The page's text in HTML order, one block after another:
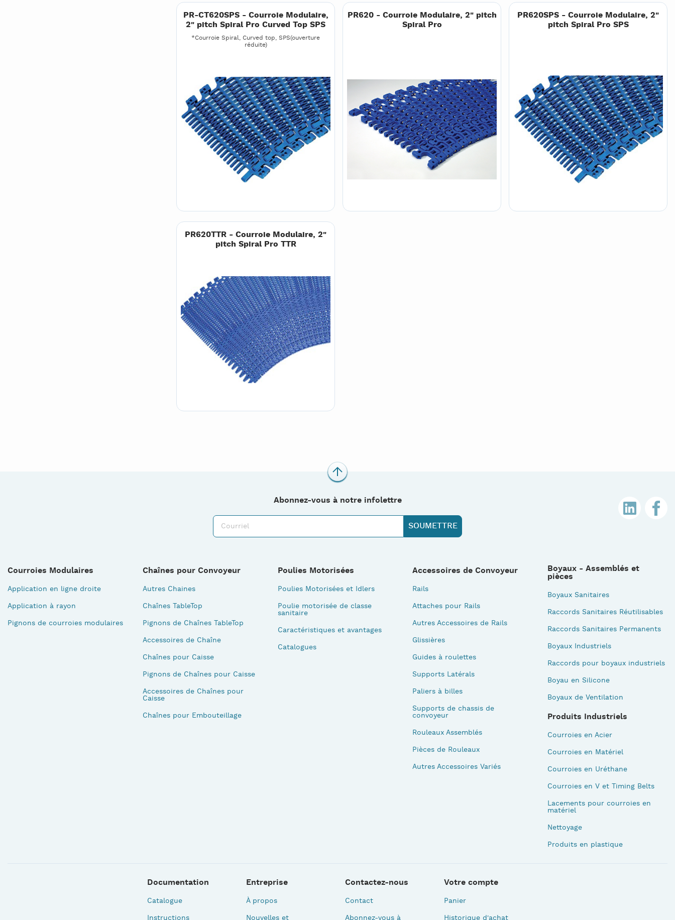
PR-CT620SPS - Courroie Modulaire,
2" pitch Spiral Pro Curved Top SPS
*Courroie Spiral, Curved top, SPS(ouverture
réduite)
PR620 - Courroie Modulaire, 2" pitch
Spiral Pro
PR620SPS - Courroie Modulaire, 2"
pitch Spiral Pro SPS
PR620TTR - Courroie Modulaire, 2"
pitch Spiral Pro TTR
Abonnez-vous à notre infolettre
Courroies Modulaires
Application en ligne droite
Application à rayon
Pignons de courroies modulaires
Chaînes pour Convoyeur
Autres Chaines
Chaînes TableTop
Pignons de Chaînes TableTop
Accessoires de Chaîne
Chaînes pour Caisse
Pignons de Chaînes pour Caisse
Accessoires de Chaînes pour
Caisse
Chaînes pour Embouteillage
Poulies Motorisées
Poulies Motorisées et Idlers
Poulie motorisée de classe
sanitaire
Caractéristiques et avantages
Catalogues
Accessoires de Convoyeur
Rails
Attaches pour Rails
Autres Accessoires de Rails
Glissières
Guides à roulettes
Supports Latérals
Paliers à billes
Supports de chassis de
convoyeur
Rouleaux Assemblés
Pièces de Rouleaux
Autres Accessoires Variés
Boyaux - Assemblés et
pièces
Boyaux Sanitaires
Raccords Sanitaires Réutilisables
Raccords Sanitaires Permanents
Boyaux Industriels
Raccords pour boyaux industriels
Boyau en Silicone
Boyaux de Ventilation
Produits Industriels
Courroies en Acier
Courroies en Matériel
Courroies en Uréthane
Courroies en V et Timing Belts
Lacements pour courroies en
matériel
Nettoyage
Produits en plastique
Documentation
Catalogue
Instructions
Entreprise
À propos
Nouvelles et
Contactez-nous
Contact
Abonnez-vous à
Votre compte
Panier
Historique d'achat